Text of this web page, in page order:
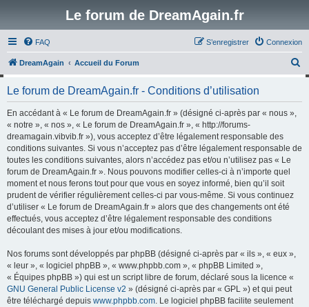
Le forum de DreamAgain.fr
FAQ Connexion
S’enregistrer
DreamAgain Accueil du Forum
Le forum de DreamAgain.fr - Conditions d’utilisation
En accédant à « Le forum de DreamAgain.fr » (désigné ci-après par « nous »,
« notre », « nos », « Le forum de DreamAgain.fr », « http://forums-
dreamagain.vibvib.fr »), vous acceptez d’être légalement responsable des
conditions suivantes. Si vous n’acceptez pas d’être légalement responsable de
toutes les conditions suivantes, alors n’accédez pas et/ou n’utilisez pas « Le
forum de DreamAgain.fr ». Nous pouvons modifier celles-ci à n’importe quel
moment et nous ferons tout pour que vous en soyez informé, bien qu’il soit
prudent de vérifier régulièrement celles-ci par vous-même. Si vous continuez
d’utiliser « Le forum de DreamAgain.fr » alors que des changements ont été
effectués, vous acceptez d’être légalement responsable des conditions
découlant des mises à jour et/ou modifications.
Nos forums sont développés par phpBB (désigné ci-après par « ils », « eux »,
« leur », « logiciel phpBB », « www.phpbb.com », « phpBB Limited »,
« Équipes phpBB ») qui est un script libre de forum, déclaré sous la licence «
GNU General Public License v2 » (désigné ci-après par « GPL ») et qui peut
être téléchargé depuis www.phpbb.com. Le logiciel phpBB facilite seulement